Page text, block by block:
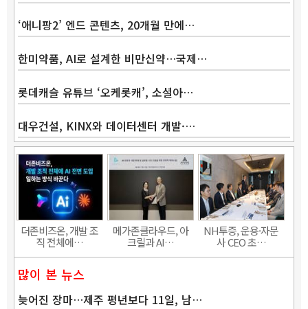
‘애니팡2’ 엔드 콘텐츠, 20개월 만에…
한미약품, AI로 설계한 비만신약…국제…
롯데캐슬 유튜브 ‘오케롯캐’, 소셜아…
대우건설, KINX와 데이터센터 개발·…
더존비즈온, 개발 조
직 전체에…
메가존클라우드, 아
크릴과 AI…
NH투증, 운용·자문
사 CEO 초…
많이 본 뉴스
늦어진 장마…제주 평년보다 11일, 남…